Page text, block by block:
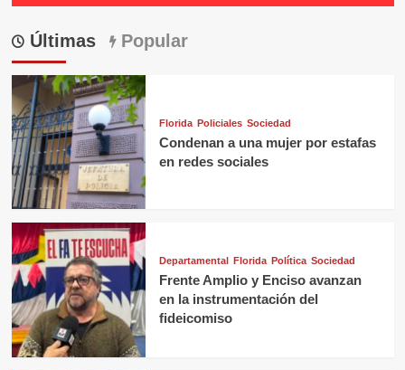
Últimas Popular
Florida Policiales Sociedad
Condenan a una mujer por estafas
en redes sociales
Departamental Florida Política Sociedad
Frente Amplio y Enciso avanzan
en la instrumentación del
fideicomiso